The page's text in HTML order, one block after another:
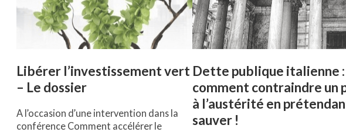
Libérer l’investissement vert
– Le dossier
A l’occasion d’une intervention dans la
conférence Comment accélérer le
Dette publique italienne :
comment contraindre un
à l’austérité en
sauver !